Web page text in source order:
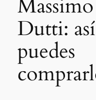
Massimo
Dutti: así
puedes